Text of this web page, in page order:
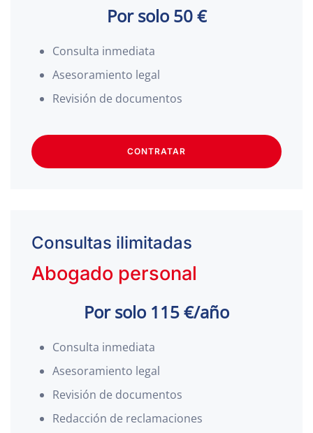
Por solo 50 €
Consulta inmediata
Asesoramiento legal
Revisión de documentos
CONTRATAR
Consultas ilimitadas
Abogado personal
Por solo 115 €/año
Consulta inmediata
Asesoramiento legal
Revisión de documentos
Redacción de reclamaciones